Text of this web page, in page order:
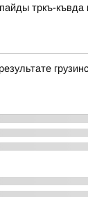
тркъ-